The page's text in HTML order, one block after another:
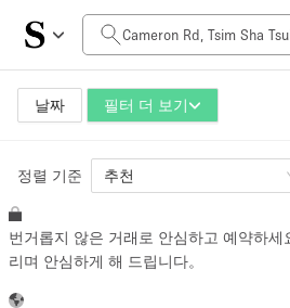
날짜 필터 더 보기
일일 비용
HK$0
공간 크기
100 sq ft
~ 13 명
정렬 기준 추천
번거롭지 않은 거래로 안심하고 예약하
리며 안심하게 해 드립니다。